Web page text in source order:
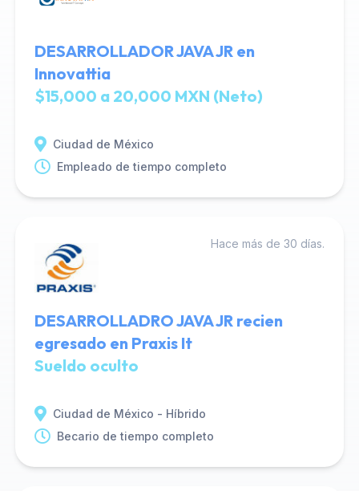
DESARROLLADOR JAVA JR en
Innovattia
$15,000 a 20,000 MXN (Neto)
Ciudad de México
Empleado de tiempo completo
Hace más de 30 días.
DESARROLLADRO JAVA JR recien
egresado en Praxis It
Sueldo oculto
Ciudad de México - Híbrido
Becario de tiempo completo